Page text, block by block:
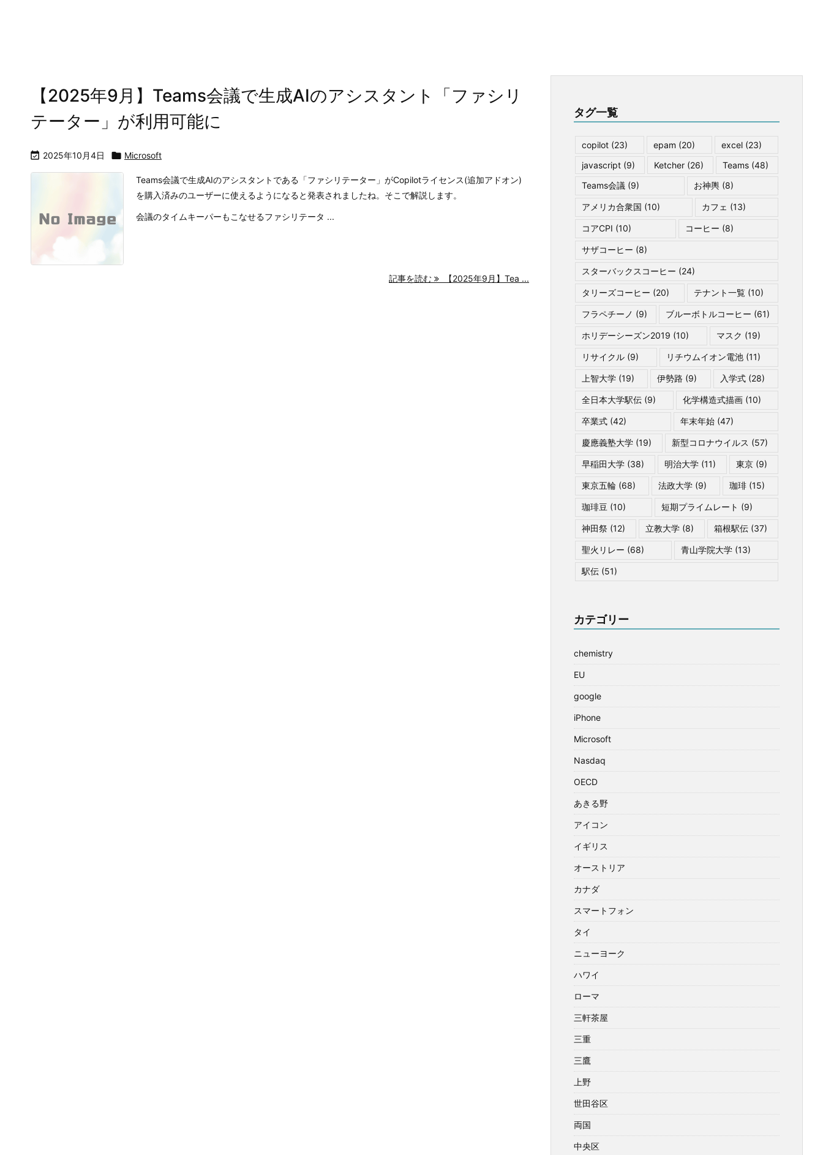
【2025年9月】Teams会議で生成AIのアシスタント「ファシリ
テーター」が利用可能に
 2025年10月4日  Microsoft
Teams会議で生成AIのアシスタントである「ファシリテーター」がCopilotライセンス(追加アドオン)
を購入済みのユーザーに使えるようになると発表されましたね。そこで解説します。
会議のタイムキーパーもこなせるファシリテータ ...
記事を読む 【2025年9月】Tea ...
タグ一覧
copilot (23) epam (20) excel(23)
javascript (9) Ketcher (26) Teams (48)
Teams会議 (9) お神輿(8)
アメリカ合衆国 (10) カフェ (13)
コアCPI (10) コーヒー (8)
サザコーヒー (8)
スターバックスコーヒー (24)
タリーズコーヒー (20) テナント一覧(10)
フラペチーノ (9) ブルーボトルコーヒー (61)
ホリデーシーズン2019 (10) マスク (19)
リサイクル (9) リチウムイオン電池(11)
上智大学 (19) 伊勢路 (9) 入学式(28)
全日本大学駅伝 (9) 化学構造式描画(10)
卒業式 (42) 年末年始 (47)
慶應義塾大学 (19) 新型コロナウイルス (57)
早稲田大学 (38) 明治大学 (11) 東京 (9)
東京五輪 (68) 法政大学 (9) 珈琲 (15)
珈琲豆 (10) 短期プライムレート (9)
神田祭 (12) 立教大学 (8) 箱根駅伝 (37)
聖火リレー (68) 青山学院大学 (13)
駅伝 (51)
カテゴリー
chemistry
EU
google
iPhone
Microsoft
Nasdaq
OECD
あきる野
アイコン
イギリス
オーストリア
カナダ
スマートフォン
タイ
ニューヨーク
ハワイ
ローマ
三軒茶屋
三重
三鷹
上野
世田谷区
両国
中央区